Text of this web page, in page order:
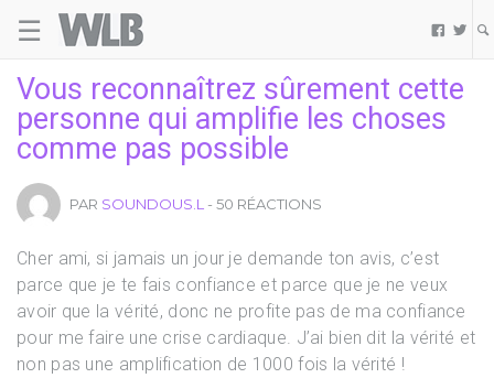
☰  
Vous reconnaîtrez sûrement cette
personne qui amplifie les choses
comme pas possible
PAR SOUNDOUS.L - 50 RÉACTIONS
Cher ami, si jamais un jour je demande ton avis, c’est
parce que je te fais confiance et parce que je ne veux
avoir que la vérité, donc ne profite pas de ma confiance
pour me faire une crise cardiaque. J’ai bien dit la vérité et
non pas une amplification de 1000 fois la vérité !